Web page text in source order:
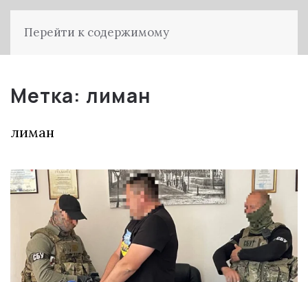
Перейти к содержимому
Метка: лиман
лиман